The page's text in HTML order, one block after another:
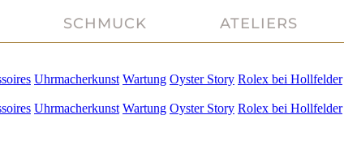
SCHMUCK ATELIERS
Uhrmacherkunst Wartung Oyster Story Rolex bei Hollfelder
Uhrmacherkunst Wartung Oyster Story Rolex bei Hollfelder